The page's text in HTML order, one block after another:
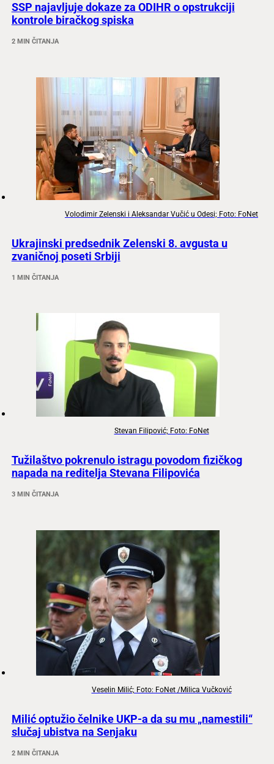
SSP najavljuje dokaze za ODIHR o opstrukciji
kontrole biračkog spiska
2 MIN ČITANJA
Volodimir Zelenski i Aleksandar Vučić u Odesi; Foto: FoNet
Ukrajinski predsednik Zelenski 8. avgusta u
zvaničnoj poseti Srbiji
1 MIN ČITANJA
Stevan Filipović; Foto: FoNet
Tužilaštvo pokrenulo istragu povodom fizičkog
napada na reditelja Stevana Filipovića
3 MIN ČITANJA
Veselin Milić; Foto: FoNet /Milica Vučković
Milić optužio čelnike UKP-a da su mu „namestili“
slučaj ubistva na Senjaku
2 MIN ČITANJA